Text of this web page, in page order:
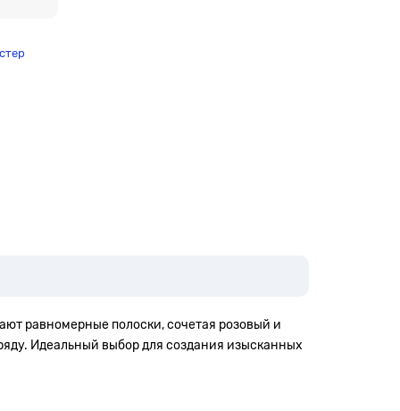
равномерные полоски, сочетая розовый и
Идеальный выбор для создания изысканных